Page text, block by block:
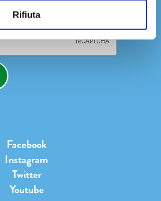
Rifiuta
Facebook
Instagram
Twitter
Youtube